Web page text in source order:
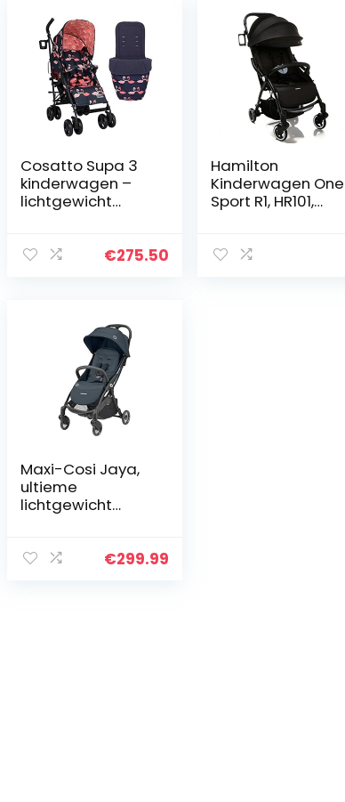
Cosatto Supa 3
kinderwagen –
lichtgewicht
geboorte tot 25
€275.50
Hamilton
Kinderwagen One
Sport R1, HR101,
Maxi-Cosi Jaya,
ultieme
lichtgewicht
automatisch
€299.99